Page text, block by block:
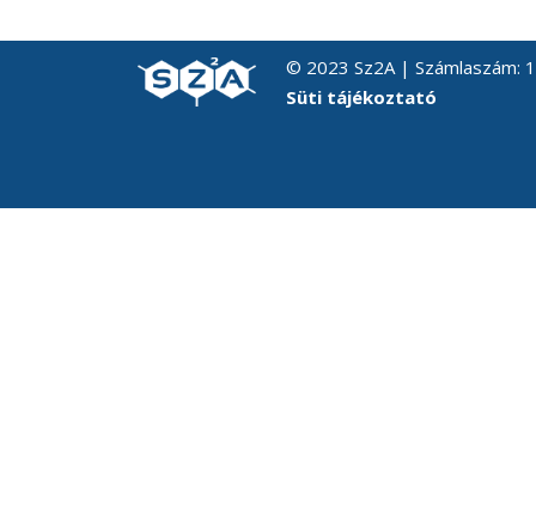
© 2023 Sz2A | Számlaszám:
Süti tájékoztató